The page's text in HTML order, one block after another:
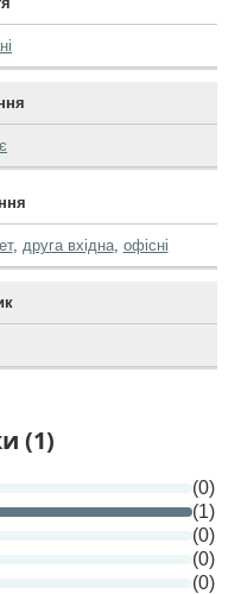
, друга вхідна, офісні
(1)
(0)
(1)
(0)
(0)
(0)